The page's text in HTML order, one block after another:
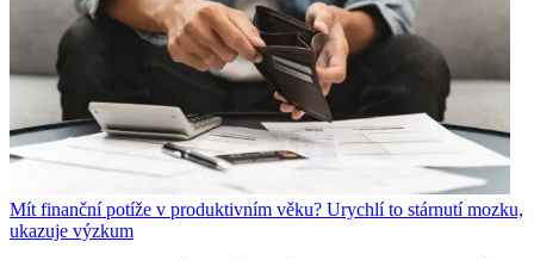
Mít finanční potíže v produktivním věku? Urychlí to stárnutí mozku,
ukazuje výzkum